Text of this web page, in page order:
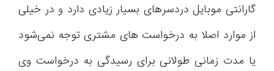
گارانتی موبایل دردسرهای بسیار زیادی دارد و در خیلی
از موارد اصلا به درخواست های مشتری توجه نمی‌شود
یا مدت زمانی طولانی برای رسیدگی به درخواست وی